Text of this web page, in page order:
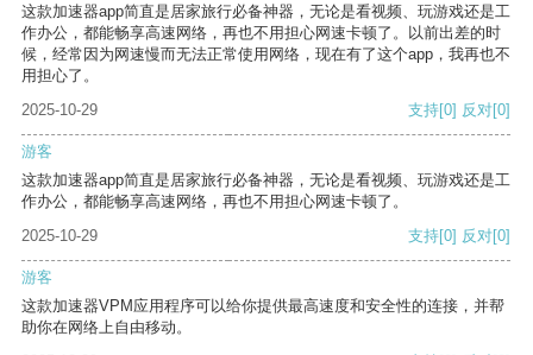
这款加速器app简直是居家旅行必备神器，无论是看视频、玩游戏还是工
作办公，都能畅享高速网络，再也不用担心网速卡顿了。以前出差的时
候，经常因为网速慢而无法正常使用网络，现在有了这个app，我再也不
用担心了。
2025-10-29
支持[0] 反对[0]
游客
这款加速器app简直是居家旅行必备神器，无论是看视频、玩游戏还是工
作办公，都能畅享高速网络，再也不用担心网速卡顿了。
2025-10-29
支持[0] 反对[0]
游客
这款加速器VPM应用程序可以给你提供最高速度和安全性的连接，并帮
助你在网络上自由移动。